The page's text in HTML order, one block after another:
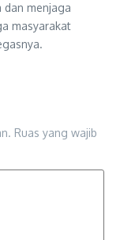
dan menjaga
masyarakat
Ruas yang wajib